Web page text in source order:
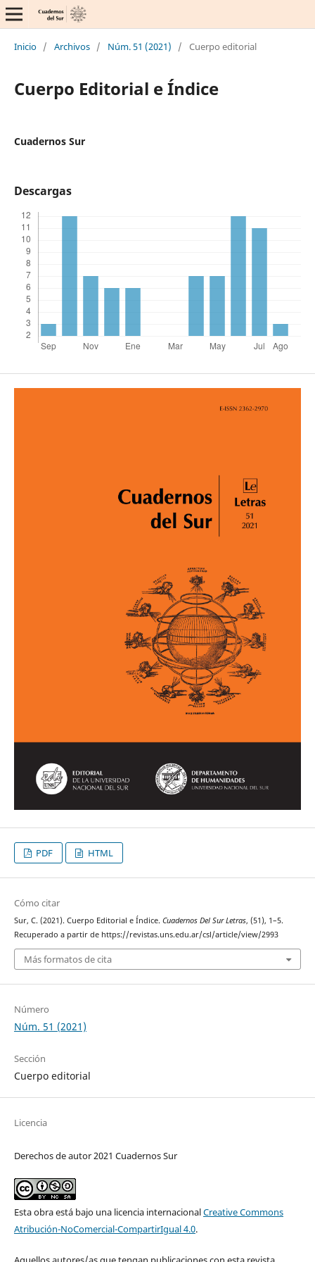
Inicio / Archivos / Núm. 51 (2021) / Cuerpo editorial
Cuerpo Editorial e Índice
Cuadernos Sur
Descargas
PDF HTML
Cómo citar
Sur, C. (2021). Cuerpo Editorial e Índice. Cuadernos Del Sur Letras, (51), 1–5.
Recuperado a partir de https://revistas.uns.edu.ar/csl/article/view/2993
Más formatos de cita
Número
Núm. 51 (2021)
Sección
Cuerpo editorial
Licencia
Derechos de autor 2021 Cuadernos Sur
Esta obra está bajo una licencia internacionalCreative Commons
Atribución-NoComercial-CompartirIgual 4.0.